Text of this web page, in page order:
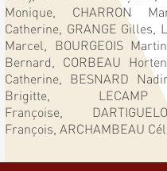
Monique, CHARRON
Catherine, GRANGE Gilles,
Marcel, BOURGEOIS
Bernard, CORBEAU
Catherine, BESNARD
Brigitte,
Françoise,
François,ARCHAMBEAU